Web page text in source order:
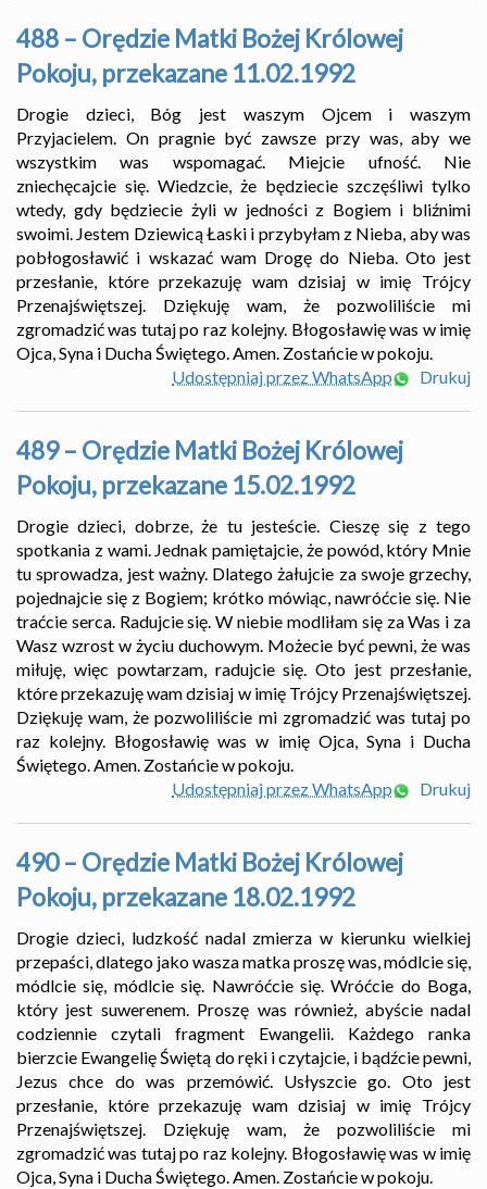
488 – Orędzie Matki Bożej Królowej
Pokoju, przekazane 11.02.1992
Drogie dzieci, Bóg jest waszym Ojcem i waszym
Przyjacielem. On pragnie być zawsze przy was, aby we
wszystkim was wspomagać. Miejcie ufność. Nie
zniechęcajcie się. Wiedzcie, że będziecie szczęśliwi tylko
wtedy, gdy będziecie żyli w jedności z Bogiem i bliźnimi
swoimi. Jestem Dziewicą Łaski i przybyłam z Nieba, aby was
pobłogosławić i wskazać wam Drogę do Nieba. Oto jest
przesłanie, które przekazuję wam dzisiaj w imię Trójcy
Przenajświętszej. Dziękuję wam, że pozwoliliście mi
zgromadzić was tutaj po raz kolejny. Błogosławię was w imię
Ojca, Syna i Ducha Świętego. Amen. Zostańcie w pokoju.
Udostępniaj przez WhatsApp
Drukuj
489 – Orędzie Matki Bożej Królowej
Pokoju, przekazane 15.02.1992
Drogie dzieci, dobrze, że tu jesteście. Cieszę się z tego
spotkania z wami. Jednak pamiętajcie, że powód, który Mnie
tu sprowadza, jest ważny. Dlatego żałujcie za swoje grzechy,
pojednajcie się z Bogiem; krótko mówiąc, nawróćcie się. Nie
traćcie serca. Radujcie się. W niebie modliłam się za Was i za
Wasz wzrost w życiu duchowym. Możecie być pewni, że was
miłuję, więc powtarzam, radujcie się. Oto jest przesłanie,
które przekazuję wam dzisiaj w imię Trójcy Przenajświętszej.
Dziękuję wam, że pozwoliliście mi zgromadzić was tutaj po
raz kolejny. Błogosławię was w imię Ojca, Syna i Ducha
Świętego. Amen. Zostańcie w pokoju.
Udostępniaj przez WhatsApp
Drukuj
490 – Orędzie Matki Bożej Królowej
Pokoju, przekazane 18.02.1992
Drogie dzieci, ludzkość nadal zmierza w kierunku wielkiej
przepaści, dlatego jako wasza matka proszę was, módlcie się,
módlcie się, módlcie się. Nawróćcie się. Wróćcie do Boga,
który jest suwerenem. Proszę was również, abyście nadal
codziennie czytali fragment Ewangelii. Każdego ranka
bierzcie Ewangelię Świętą do ręki i czytajcie, i bądźcie pewni,
Jezus chce do was przemówić. Usłyszcie go. Oto jest
przesłanie, które przekazuję wam dzisiaj w imię Trójcy
Przenajświętszej. Dziękuję wam, że pozwoliliście mi
zgromadzić was tutaj po raz kolejny. Błogosławię was w imię
Ojca, Syna i Ducha Świętego. Amen. Zostańcie w pokoju.